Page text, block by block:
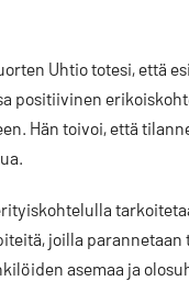
Uhtio totesi, että
positiivinen
Hän toivoi, että
joilla parannetaan
asemaa ja